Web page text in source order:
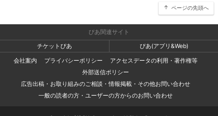
ページの先頭へ
ぴあ関連サイト
チケットぴあ
ぴあ(アプリ&Web)
会社案内
プライバシーポリシー
アクセスデータの利用・著作権等
外部送信ポリシー
広告出稿・お取り組みのご相談・情報掲載・その他お問い合わせ
一般の読者の方・ユーザーの方からのお問い合わせ